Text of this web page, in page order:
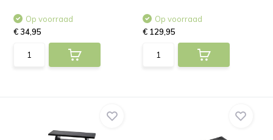
Op voorraad
€ 34,95
Op voorraad
€ 129,95